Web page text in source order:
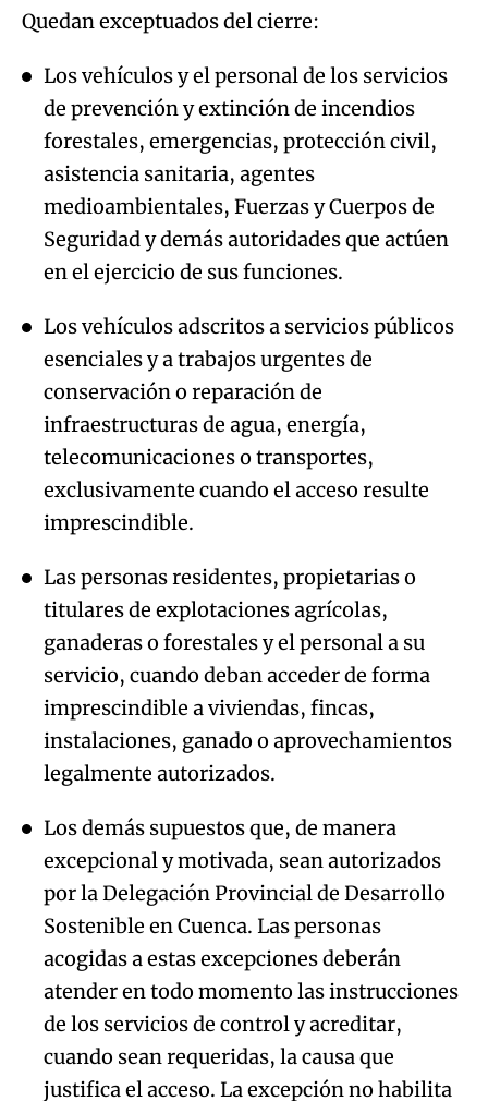
Quedan exceptuados del cierre:
Los vehículos y el personal de los servicios
de prevención y extinción de incendios
forestales, emergencias, protección civil,
asistencia sanitaria, agentes
medioambientales, Fuerzas y Cuerpos de
Seguridad y demás autoridades que actúen
en el ejercicio de sus funciones.
Los vehículos adscritos a servicios públicos
esenciales y a trabajos urgentes de
conservación o reparación de
infraestructuras de agua, energía,
telecomunicaciones o transportes,
exclusivamente cuando el acceso resulte
imprescindible.
Las personas residentes, propietarias o
titulares de explotaciones agrícolas,
ganaderas o forestales y el personal a su
servicio, cuando deban acceder de forma
imprescindible a viviendas, fincas,
instalaciones, ganado o aprovechamientos
legalmente autorizados.
Los demás supuestos que, de manera
excepcional y motivada, sean autorizados
por la Delegación Provincial de Desarrollo
Sostenible en Cuenca. Las personas
acogidas a estas excepciones deberán
atender en todo momento las instrucciones
de los servicios de control y acreditar,
cuando sean requeridas, la causa que
justifica el acceso. La excepción no habilita